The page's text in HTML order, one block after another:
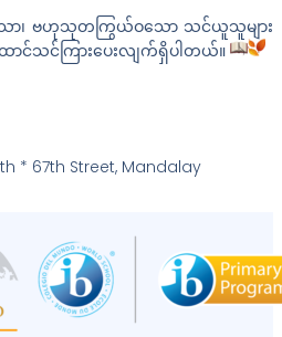
ာ၊ ဗဟုသုတကြွယ်ဝသော သင်ယူသူများ
ောင်သင်ကြားပေးလျက်ရှိပါတယ်။
* 67th Street, Mandalay